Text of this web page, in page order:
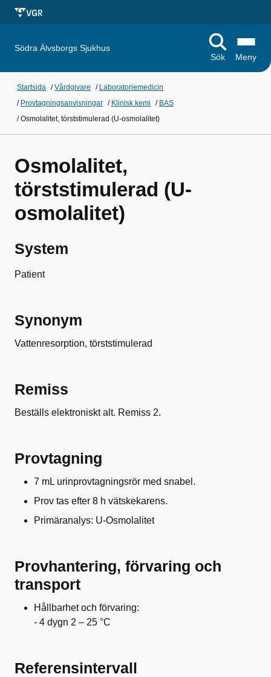
Södra Älvsborgs Sjukhus
Sök
Meny
Startsida /Vårdgivare / Laboratoriemedicin
/ Provtagningsanvisningar / Klinisk kemi / BAS
/Osmolalitet, törststimulerad (U-osmolalitet)
Osmolalitet,
törststimulerad (U-
osmolalitet)
System
Patient
Synonym
Vattenresorption, törststimulerad
Remiss
Beställs elektroniskt alt. Remiss 2.
Provtagning
7 mL urinprovtagningsrör med snabel.
Prov tas efter 8 h vätskekarens.
Primäranalys: U-Osmolalitet
Provhantering, förvaring och
transport
Hållbarhet och förvaring:
- 4 dygn 2 – 25 °C
Referensintervall